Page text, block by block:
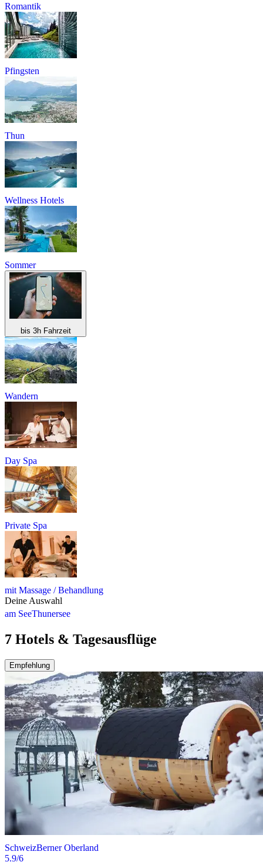
Romantik
Pfingsten
Thun
Wellness Hotels
Sommer
bis 3h Fahrzeit
Wandern
Day Spa
Private Spa
mit Massage / Behandlung
Deine Auswahl
am SeeThunersee
7 Hotels & Tagesausflüge
Empfehlung
SchweizBerner Oberland
5.9/6